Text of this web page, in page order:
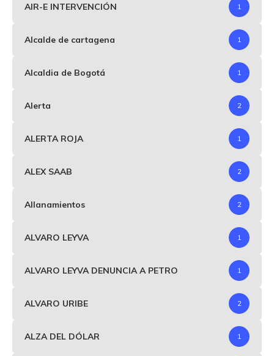
AIR-E INTERVENCIÓN 1
Alcalde de cartagena 1
Alcaldia de Bogotá 1
Alerta 2
ALERTA ROJA 1
ALEX SAAB 2
Allanamientos 2
ALVARO LEYVA 1
ALVARO LEYVA DENUNCIA A PETRO 1
ALVARO URIBE 2
ALZA DEL DÓLAR 1